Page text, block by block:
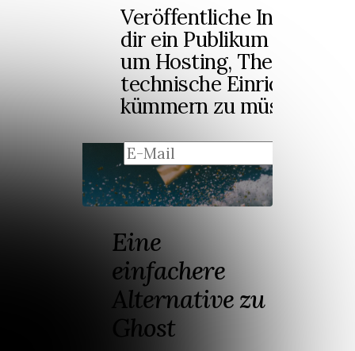
Veröffentliche Inhalte
dir ein Publikum auf,
um Hosting, Themes
technische Einrichtung
kümmern zu müssen.
Eine
einfachere
Alternative zu
Ghost